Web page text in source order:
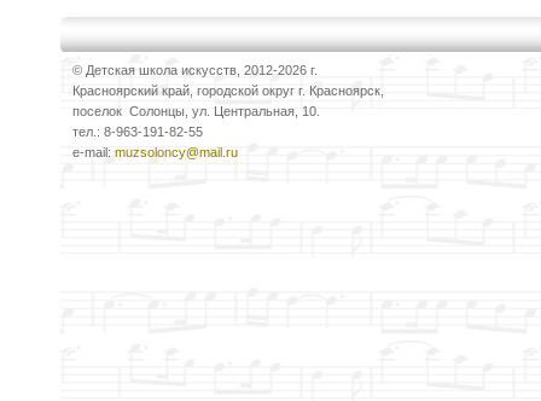
© Детская школа искусств, 2012-2026 г.
Красноярский край, городской округ г. Красноярск,
поселок Солонцы, ул. Центральная, 10.
тел.: 8-963-191-82-55
e-mail: muzsoloncy@mail.ru